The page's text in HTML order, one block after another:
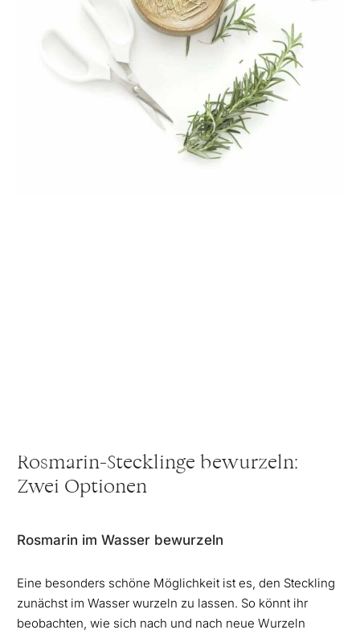
Rosmarin-Stecklinge bewurzeln:
Zwei Optionen
Rosmarin im Wasser bewurzeln
Eine besonders schöne Möglichkeit ist es, den Steckling
zunächst im Wasser wurzeln zu lassen. So könnt ihr
beobachten, wie sich nach und nach neue Wurzeln